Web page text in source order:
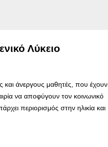
Λύκειο
και άνεργους μαθητές, που έχουν
να αποφύγουν τον κοινωνικό
περιορισμός στην ηλικία και